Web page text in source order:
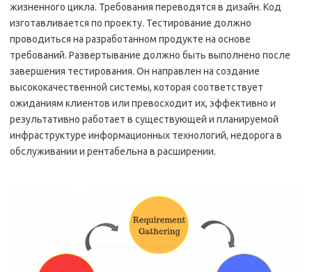
жизненного цикла. Требования переводятся в дизайн. Код
изготавливается по проекту. Тестирование должно
проводиться на разработанном продукте на основе
требований. Развертывание должно быть выполнено после
завершения тестирования. Он направлен на создание
высококачественной системы, которая соответствует
ожиданиям клиентов или превосходит их, эффективно и
результативно работает в существующей и планируемой
инфраструктуре информационных технологий, недорога в
обслуживании и рентабельна в расширении.